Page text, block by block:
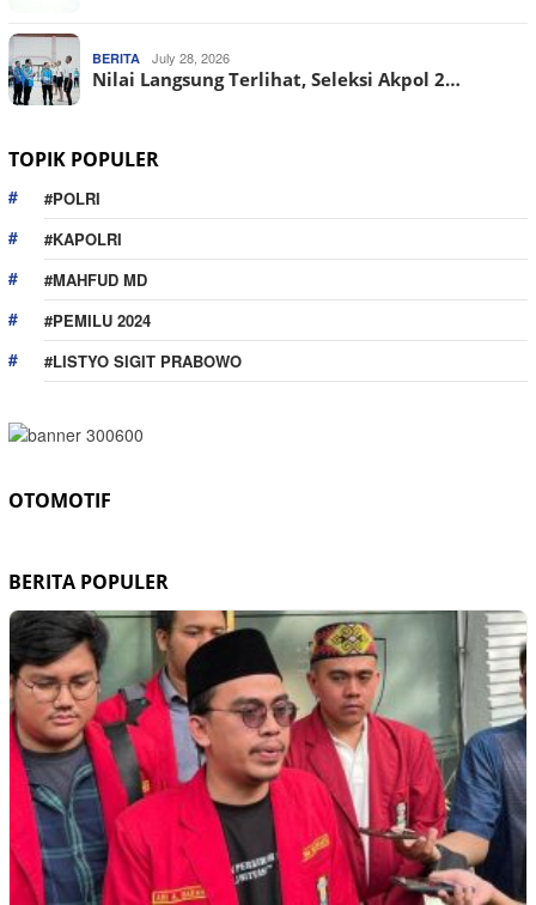
BERITA July 28, 2026
Nilai Langsung Terlihat, Seleksi Akpol 2…
TOPIK POPULER
#POLRI
#KAPOLRI
#MAHFUD MD
#PEMILU 2024
#LISTYO SIGIT PRABOWO
OTOMOTIF
BERITA POPULER